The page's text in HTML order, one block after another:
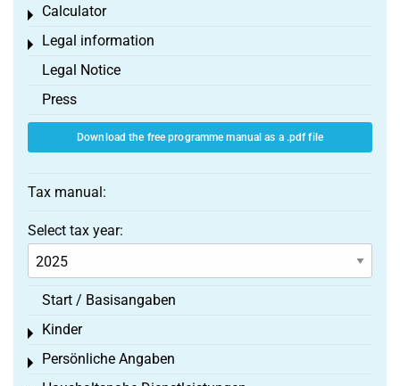
Calculator
Toggle menu
Legal information
Toggle menu
Legal Notice
Press
Download the free programme manual as a .pdf file
Tax manual:
Select tax year:
Start / Basisangaben
Kinder
Toggle menu
Persönliche Angaben
Toggle menu